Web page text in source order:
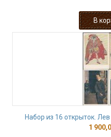
Набор из 16 открыток.
1